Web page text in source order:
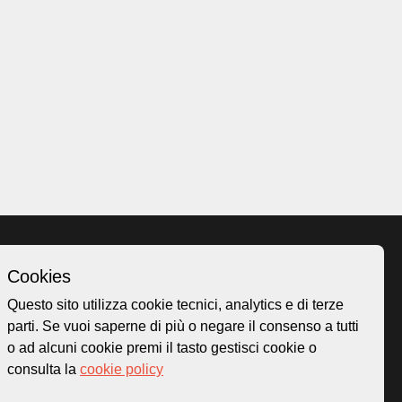
Homepage
Mappa
Storie
Cookies
Questo sito utilizza cookie tecnici, analytics e di terze
parti. Se vuoi saperne di più o negare il consenso a tutti
o ad alcuni cookie premi il tasto gestisci cookie o
consulta la cookie policy